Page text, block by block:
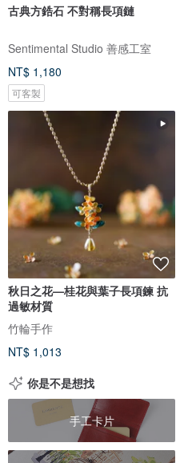
古典方鋯石 不對稱長項鏈
Sentimental Studio 善感工室
NT$ 1,180
可客製
秋日之花—桂花與葉子長項鍊 抗
過敏材質
竹輪手作
NT$ 1,013
你是不是想找
手工卡片